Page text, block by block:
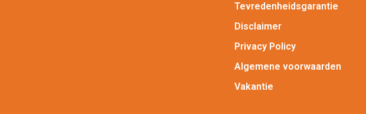
Tevredenheidsgarantie
Disclaimer
Privacy Policy
Algemene voorwaarden
Vakantie